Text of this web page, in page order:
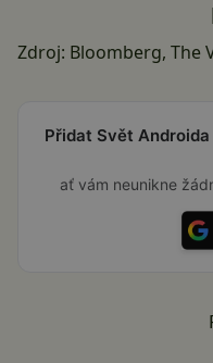
Zdroj: Bloomberg, The
Přidat Svět
ať vám neunikne